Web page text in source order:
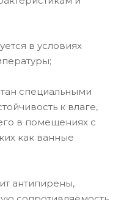
в условиях
специальными
к влаге,
в помещениях с
как ванные
антипирены,